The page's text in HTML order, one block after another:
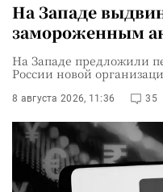
На Западе
замороженным
На Западе предложили
России новой
8 августа 2026, 11:36 35